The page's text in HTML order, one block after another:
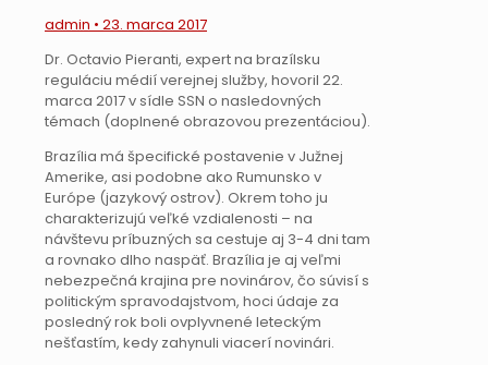
admin • 23. marca 2017
Dr. Octavio Pieranti, expert na brazílsku
reguláciu médií verejnej služby, hovoril 22.
marca 2017 v sídle SSN o nasledovných
témach (doplnené obrazovou prezentáciou).
Brazília má špecifické postavenie v Južnej
Amerike, asi podobne ako Rumunsko v
Európe (jazykový ostrov). Okrem toho ju
charakterizujú veľké vzdialenosti – na
návštevu príbuzných sa cestuje aj 3-4 dni tam
a rovnako dlho naspäť. Brazília je aj veľmi
nebezpečná krajina pre novinárov, čo súvisí s
politickým spravodajstvom, hoci údaje za
posledný rok boli ovplyvnené leteckým
nešťastím, kedy zahynuli viacerí novinári.